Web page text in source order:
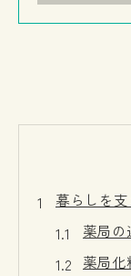
暮らしを
薬局の
薬局